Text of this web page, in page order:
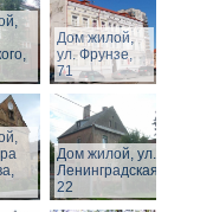
Дом жилой,
ул. Фрунзе,
71
Дом жилой, ул.
Ленинградская,
22